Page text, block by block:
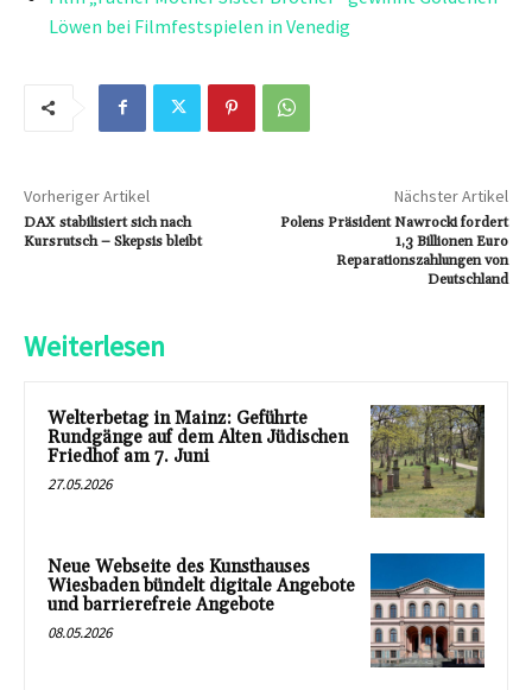
Löwen bei Filmfestspielen in Venedig
Vorheriger Artikel
DAX stabilisiert sich nach
Kursrutsch – Skepsis bleibt
Nächster Artikel
Polens Präsident Nawrocki fordert
1,3 Billionen Euro
Reparationszahlungen von
Deutschland
Weiterlesen
Welterbetag in Mainz: Geführte
Rundgänge auf dem Alten Jüdischen
Friedhof am 7. Juni
27.05.2026
Neue Webseite des Kunsthauses
Wiesbaden bündelt digitale Angebote
und barrierefreie Angebote
08.05.2026